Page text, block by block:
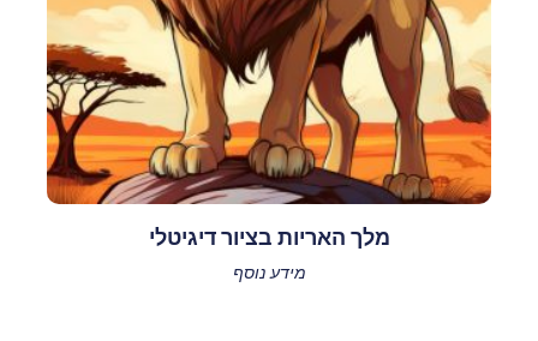
מלך האריות בציור דיגיטלי
מידע נוסף